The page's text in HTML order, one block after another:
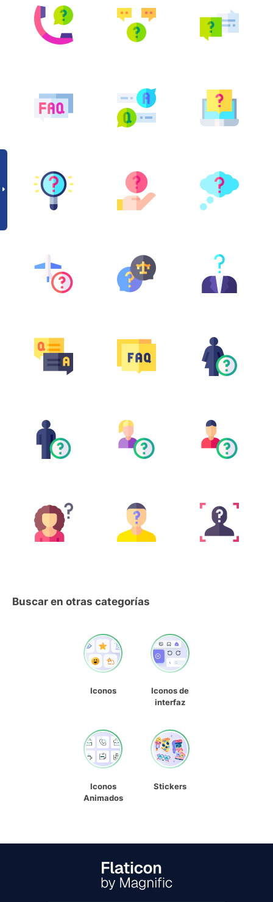
Buscar en otras categorías
Iconos
Iconos de
interfaz
Iconos
Animados
Stickers